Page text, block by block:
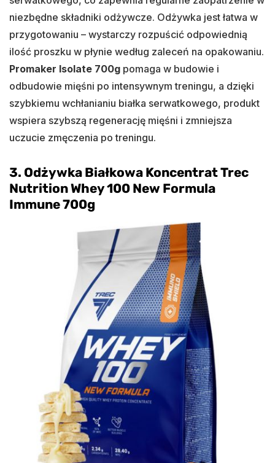
niezbędne składniki odżywcze. Odżywka jest łatwa w
przygotowaniu – wystarczy rozpuścić odpowiednią
ilość proszku w płynie według zaleceń na opakowaniu.
Promaker Isolate 700g pomaga w budowie i
odbudowie mięśni po intensywnym treningu, a dzięki
szybkiemu wchłanianiu białka serwatkowego, produkt
wspiera szybszą regenerację mięśni i zmniejsza
uczucie zmęczenia po treningu.
3. Odżywka Białkowa Koncentrat Trec
Nutrition Whey 100 New Formula
Immune 700g